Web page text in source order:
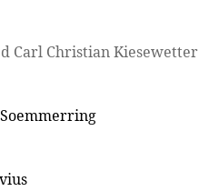
Carl Christian Kiesewetter